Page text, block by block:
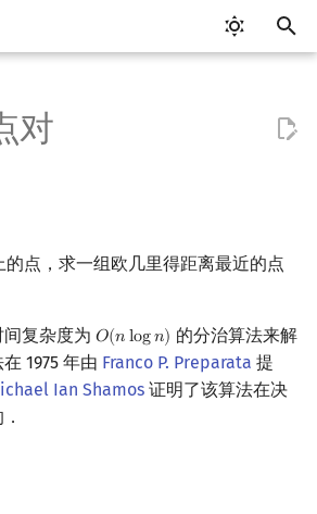
常见错误
VS Code
Eclipse
Cena
Lemon
Generator
Interactor
变量
流程控制语句
STL 算法
string
值类别
引用
区别
冒泡排序
计数排序
斜率优化
Slope Trick 优化
平衡三进制
素数
欧拉函数
快速傅里叶变换
快速沃尔什变换
容斥原理
错位排列
内积和外积
初等变换
环论
Schreier–Sims 算法
随机变量
概率不等式
零和游戏
高斯消元
配对堆
块状链表
Sqrt Tree
李超线段树
区间最值操作 & 区间历史
值
Splay 树
替罪羊树
可持久化块状数组
可持久化字典树
线段树套平衡树
分块套树状数组
Euler Tour Tree
树的中心
最近公共祖先
k 短路
最小直径生成树
割点和桥
点/边连通度
最小割
上下界网络流
二分图最大权匹配
一般图最大权匹配
整体二分
爬山算法
对
的点，求一组欧几里得距离最近的点
复杂度为 𝑂(𝑛log𝑛)
O(nlogn)
的分治算法来解
1975 年由 Franco P. Preparata 提
Ian Shamos 证明了该算法在决